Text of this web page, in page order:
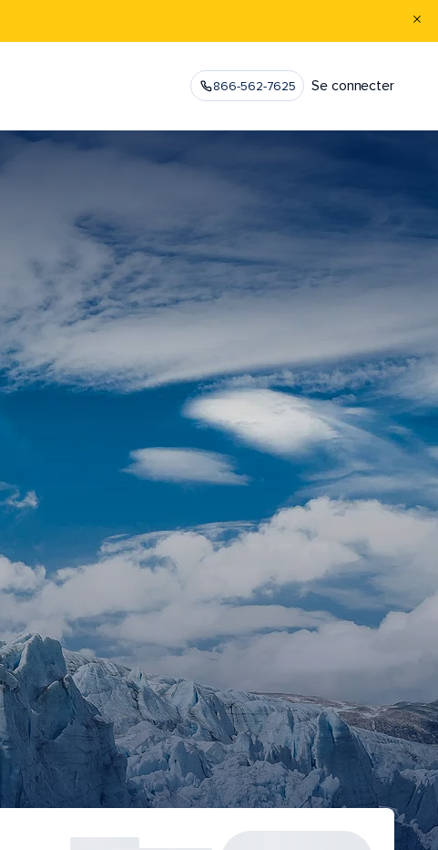
866-562-7625 Se connecter